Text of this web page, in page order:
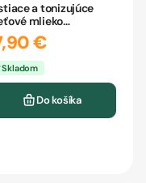
a tonizujúce
mlieko
125ml
€
Skladom
Do košíka